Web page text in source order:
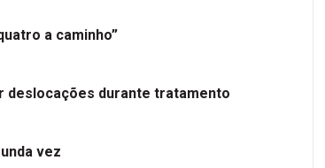
a caminho”
deslocações durante tratamento
vez